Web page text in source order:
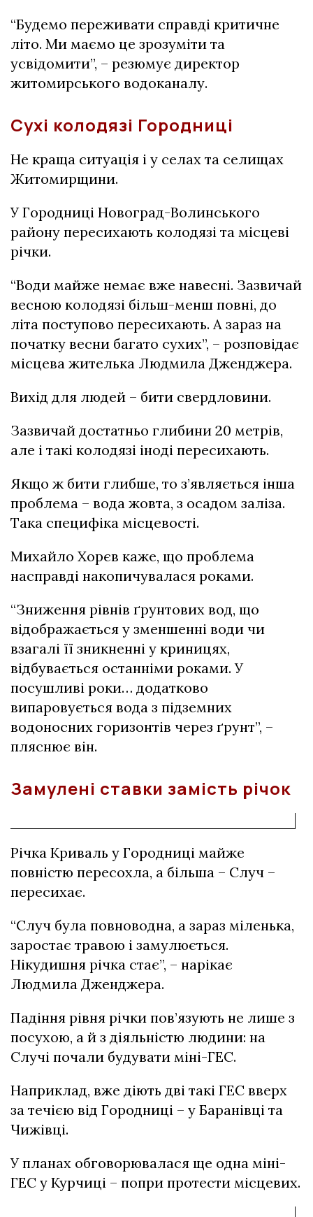
“Будемо переживати справді критичне
літо. Ми маємо це зрозуміти та
усвідомити”, – резюмує директор
житомирського водоканалу.
Сухі колодязі Городниці
Не краща ситуація і у селах та селищах
Житомирщини.
У Городниці Новоград-Волинського
району пересихають колодязі та місцеві
річки.
“Води майже немає вже навесні. Зазвичай
весною колодязі більш-менш повні, до
літа поступово пересихають. А зараз на
початку весни багато сухих”, – розповідає
місцева жителька Людмила Дженджера.
Вихід для людей – бити свердловини.
Зазвичай достатньо глибини 20 метрів,
але і такі колодязі іноді пересихають.
Якщо ж бити глибше, то з’являється інша
проблема – вода жовта, з осадом заліза.
Така специфіка місцевості.
Михайло Хорєв каже, що проблема
насправді накопичувалася роками.
“Зниження рівнів ґрунтових вод, що
відображається у зменшенні води чи
взагалі її зникненні у криницях,
відбувається останніми роками. У
посушливі роки… додатково
випаровується вода з підземних
водоносних горизонтів через ґрунт”, –
пляснює він.
Замулені ставки замість річок
Річка Криваль у Городниці майже
повністю пересохла, а більша – Случ –
пересихає.
“Случ була повноводна, а зараз міленька,
заростає травою і замулюється.
Нікудишня річка стає”, – нарікає
Людмила Дженджера.
Падіння рівня річки пов’язують не лише з
посухою, а й з діяльністю людини: на
Случі почали будувати міні-ГЕС.
Наприклад, вже діють дві такі ГЕС вверх
за течією від Городниці – у Баранівці та
Чижівці.
У планах обговорювалася ще одна міні-
ГЕС у Курчиці – попри протести місцевих.